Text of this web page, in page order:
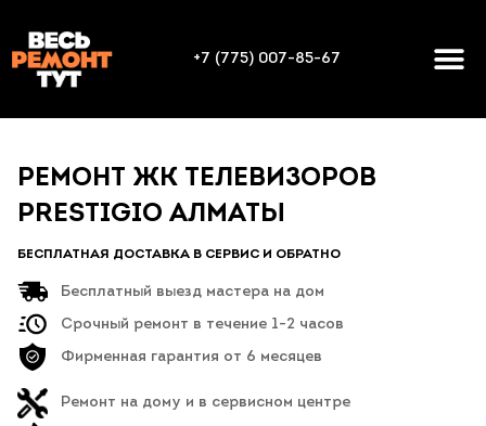
+7 (775) 007-85-67
РЕМОНТ ЖК ТЕЛЕВИЗОРОВ
PRESTIGIO АЛМАТЫ
БЕСПЛАТНАЯ ДОСТАВКА В СЕРВИС И ОБРАТНО
Бесплатный выезд мастера на дом
Срочный ремонт в течение 1-2 часов
Фирменная гарантия от 6 месяцев
Ремонт на дому и в сервисном центре